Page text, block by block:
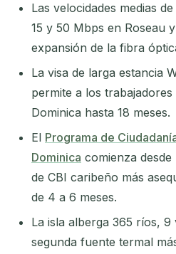
Las velocidades medias
15 y 50 Mbps en Roseau
expansión de la fibra
La visa de larga estancia
permite a los
Dominica hasta 18 meses.
El Programa de
Dominica comienza
de CBI caribeño más
de 4 a 6 meses.
La isla alberga 365 ríos,
segunda fuente termal